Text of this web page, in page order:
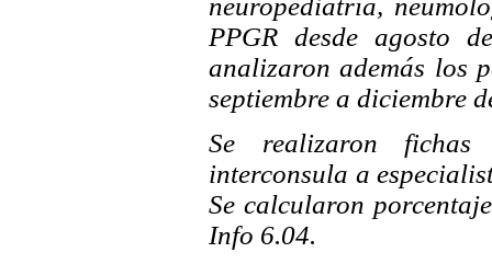
neuropediatría,
PPGR desde agosto
analizaron además los
septiembre a diciembre
Se realizaron
interconsula a
Se calcularon
Info 6.04.